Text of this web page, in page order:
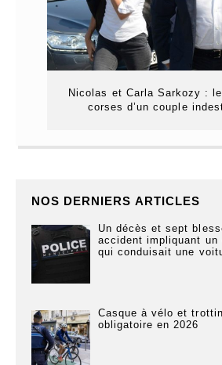
Nicolas et Carla Sarkozy :
corses d’un couple
NOS DERNIERS ARTICLES
Un décès et sept
accident impliquant un
qui conduisait une
Casque à vélo et
obligatoire en 2026